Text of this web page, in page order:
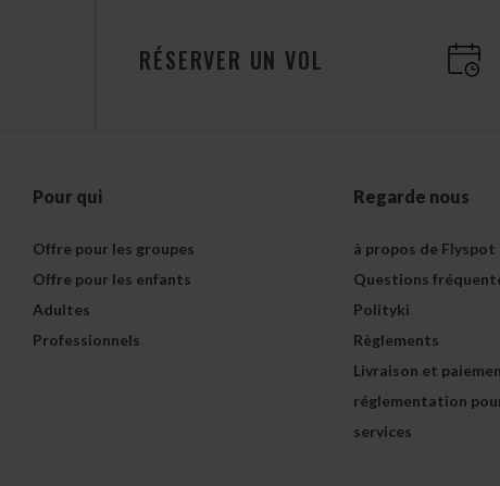
RÉSERVER UN VOL
Pour qui
Offre pour les groupes
Offre pour les enfants
Adultes
Professionnels
Regarde nous
à propos de Flyspot
Questions
Polityki
Règlements
Livraison et
réglementation
services